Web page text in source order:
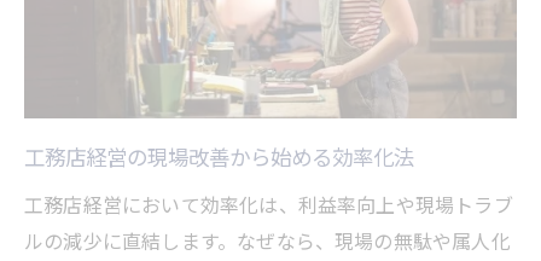
工務店経営の現場改善から始める効率化法
工務店経営において効率化は、利益率向上や現場トラブ
ルの減少に直結します。なぜなら、現場の無駄や属人化